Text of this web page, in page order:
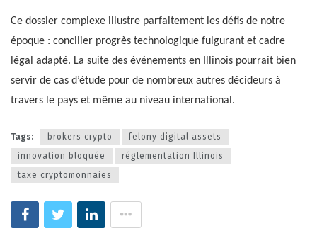
Ce dossier complexe illustre parfaitement les défis de notre
époque : concilier progrès technologique fulgurant et cadre
légal adapté. La suite des événements en Illinois pourrait bien
servir de cas d’étude pour de nombreux autres décideurs à
travers le pays et même au niveau international.
Tags: brokers crypto
felony digital assets
innovation bloquée
réglementation Illinois
taxe cryptomonnaies